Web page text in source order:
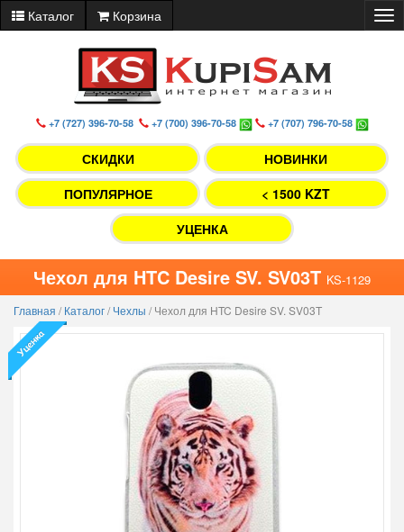
Каталог Корзина
+7 (727) 396-70-58 +7 (700) 396-70-58 +7 (707) 796-70-58
СКИДКИ
НОВИНКИ
ПОПУЛЯРНОЕ
< 1500 KZT
УЦЕНКА
Чехол для HTC Desire SV. SV03T KS-1129
Главная /Каталог/Чехлы /Чехол для HTC Desire SV. SV03T